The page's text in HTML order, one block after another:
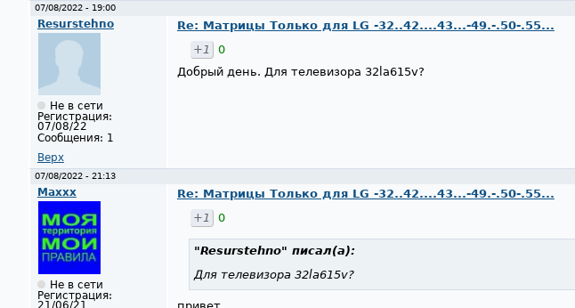
07/08/2022 - 19:00
Resurstehno
Не в сети
Регистрация:
07/08/22
Сообщения: 1
Верх
Re: Матрицы Только для LG -32..42....43...-49.-.50-.55...
+1
0
Добрый день. Для телевизора 32la615v?
07/08/2022 - 21:13
Maxxx
Не в сети
Регистрация:
21/06/21
Re: Матрицы Только для LG -32..42....43...-49.-.50-.55...
+1
0
"Resurstehno" писал(а):
Для телевизора 32la615v?